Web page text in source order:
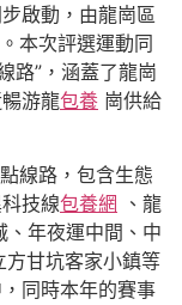
啟動，由龍崗區
本次評選運動同
路”，涵蓋了龍崗
游龍包養 崗供給
線路，包含生態
技線包養網 、龍
、年夜運中間、中
方甘坑客家小鎮等
同時本年的賽事